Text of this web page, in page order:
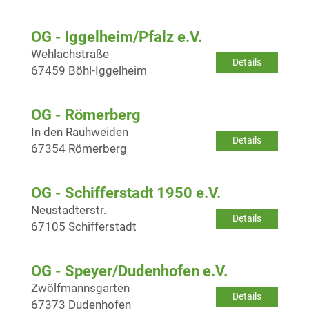
OG - Iggelheim/Pfalz e.V.
Details
Wehlachstraße
67459 Böhl-Iggelheim
OG - Römerberg
Details
In den Rauhweiden
67354 Römerberg
OG - Schifferstadt 1950 e.V.
Details
Neustadterstr.
67105 Schifferstadt
OG - Speyer/Dudenhofen e.V.
Details
Zwölfmannsgarten
67373 Dudenhofen